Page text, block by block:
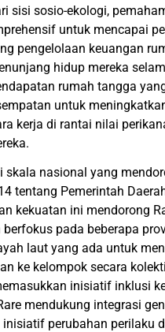
sisi sosio-ekologi,
untuk mencapai
pengelolaan keuangan
hidup mereka
rumah tangga
untuk
kerja di rantai nilai
skala nasional yang
tentang Pemerintah
kekuatan ini mendorong
pada beberapa
laut yang ada untuk
ke kelompok secara
inisiatif inklusi
mendukung integrasi
inisiatif perubahan perilaku